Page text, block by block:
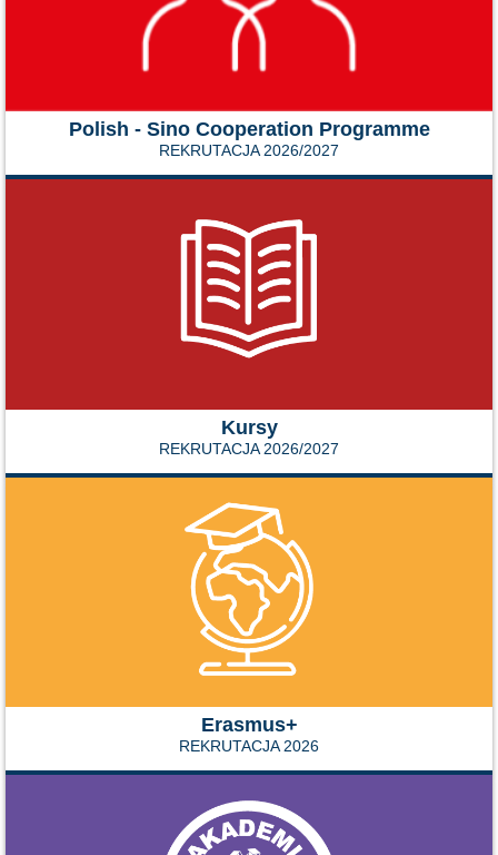
Polish - Sino Cooperation Programme
REKRUTACJA 2026/2027
Kursy
REKRUTACJA 2026/2027
Erasmus+
REKRUTACJA 2026